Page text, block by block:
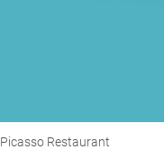
Picasso Restaurant